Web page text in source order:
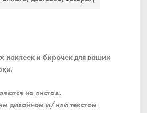
наклеек и бирочек для ваших
на листах.
дизайном и/или текстом